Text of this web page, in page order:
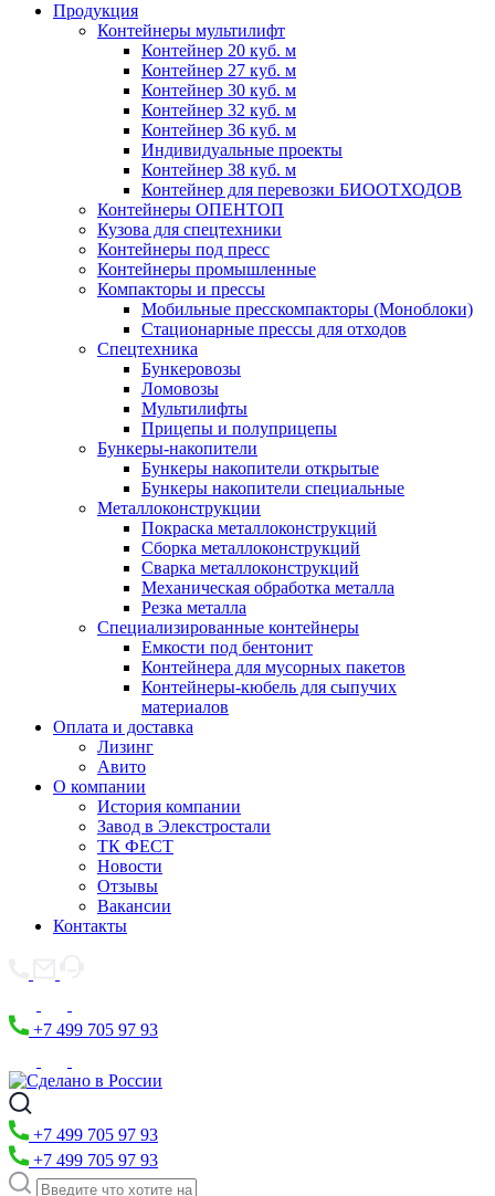
Продукция
Контейнеры мультилифт
Контейнер 20 куб. м
Контейнер 27 куб. м
Контейнер 30 куб. м
Контейнер 32 куб. м
Контейнер 36 куб. м
Индивидуальные проекты
Контейнер 38 куб. м
Контейнер для перевозки БИООТХОДОВ
Контейнеры ОПЕНТОП
Кузова для спецтехники
Контейнеры под пресс
Контейнеры промышленные
Компакторы и прессы
Мобильные пресскомпакторы (Моноблоки)
Стационарные прессы для отходов
Спецтехника
Бункеровозы
Ломовозы
Мультилифты
Прицепы и полуприцепы
Бункеры-накопители
Бункеры накопители открытые
Бункеры накопители специальные
Металлоконструкции
Покраска металлоконструкций
Сборка металлоконструкций
Сварка металлоконструкций
Механическая обработка металла
Резка металла
Специализированные контейнеры
Емкости под бентонит
Контейнера для мусорных пакетов
Контейнеры-кюбель для сыпучих
материалов
Оплата и доставка
Лизинг
Авито
О компании
История компании
Завод в Элекстростали
ТК ФЕСТ
Новости
Отзывы
Вакансии
Контакты
+7 499 705 97 93
+7 499 705 97 93
+7 499 705 97 93